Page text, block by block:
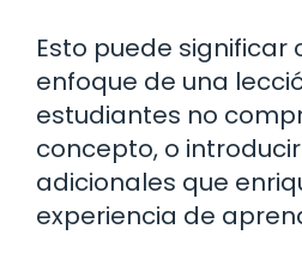
Esto puede significar
enfoque de una
estudiantes no
concepto, o
adicionales que
experiencia de